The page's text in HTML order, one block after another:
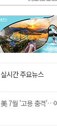
실시간 주요뉴스
美 7월 '고용 충격'…